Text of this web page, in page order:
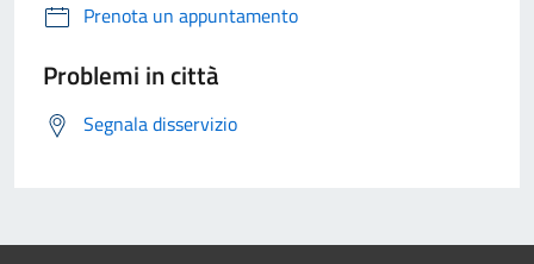
Prenota un appuntamento
Problemi in città
Segnala disservizio